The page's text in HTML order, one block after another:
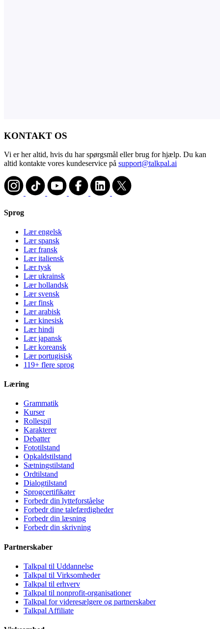
KONTAKT OS
Vi er her altid, hvis du har spørgsmål eller brug for hjælp. Du kan
altid kontakte vores kundeservice på support@talkpal.ai
Sprog
Lær engelsk
Lær spansk
Lær fransk
Lær italiensk
Lær tysk
Lær ukrainsk
Lær hollandsk
Lær svensk
Lær finsk
Lær arabisk
Lær kinesisk
Lær hindi
Lær japansk
Lær koreansk
Lær portugisisk
119+ flere sprog
Læring
Grammatik
Kurser
Rollespil
Karakterer
Debatter
Fototilstand
Opkaldstilstand
Sætningstilstand
Ordtilstand
Dialogtilstand
Sprogcertifikater
Forbedr din lytteforståelse
Forbedr dine talefærdigheder
Forbedr din læsning
Forbedr din skrivning
Partnerskaber
Talkpal til Uddannelse
Talkpal til Virksomheder
Talkpal til erhverv
Talkpal til nonprofit-organisationer
Talkpal for videresælgere og partnerskaber
Talkpal Affiliate